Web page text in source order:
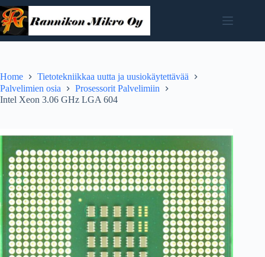
Skip
to
content
Home
Tietotekniikkaa uutta ja uusiokäytettävää
Palvelimien osia
Prosessorit Palvelimiin
Intel Xeon 3.06 GHz LGA 604